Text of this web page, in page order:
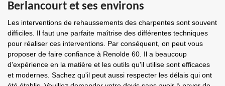
Berlancourt et ses environs
Les interventions de rehaussements des charpentes sont souvent
difficiles. Il faut une parfaite maîtrise des différentes techniques
pour réaliser ces interventions. Par conséquent, on peut vous
proposer de faire confiance à Renolde 60. Il a beaucoup
d'expérience en la matière et les outils qu'il utilise sont efficaces
et modernes. Sachez qu'il peut aussi respecter les délais qui ont